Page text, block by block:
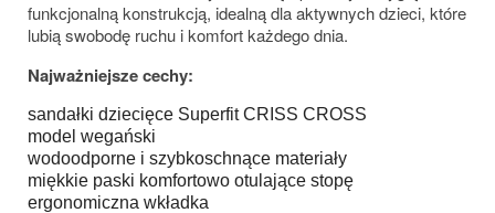
funkcjonalną konstrukcją, idealną dla aktywnych dzieci, które
lubią swobodę ruchu i komfort każdego dnia.
Najważniejsze cechy:
sandałki dziecięce Superfit CRISS CROSS
model wegański
wodoodporne i szybkoschnące materiały
miękkie paski komfortowo otulające stopę
ergonomiczna wkładka